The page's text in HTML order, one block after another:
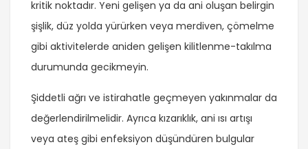
kritik noktadır. Yeni gelişen ya da ani oluşan belirgin
şişlik, düz yolda yürürken veya merdiven, çömelme
gibi aktivitelerde aniden gelişen kilitlenme-takılma
durumunda gecikmeyin.
Şiddetli ağrı ve istirahatle geçmeyen yakınmalar da
değerlendirilmelidir. Ayrıca kızarıklık, ani ısı artışı
veya ateş gibi enfeksiyon düşündüren bulgular